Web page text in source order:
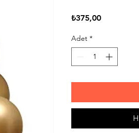
₺375,00Fiyat
Adet *